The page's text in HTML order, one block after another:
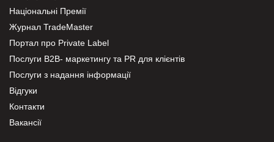
Національні Премії
Журнал TradeMaster
Портал про Private Label
Послуги В2В- маркетингу та PR для клієнтів
Послуги з надання інформації
Відгуки
Контакти
Вакансії